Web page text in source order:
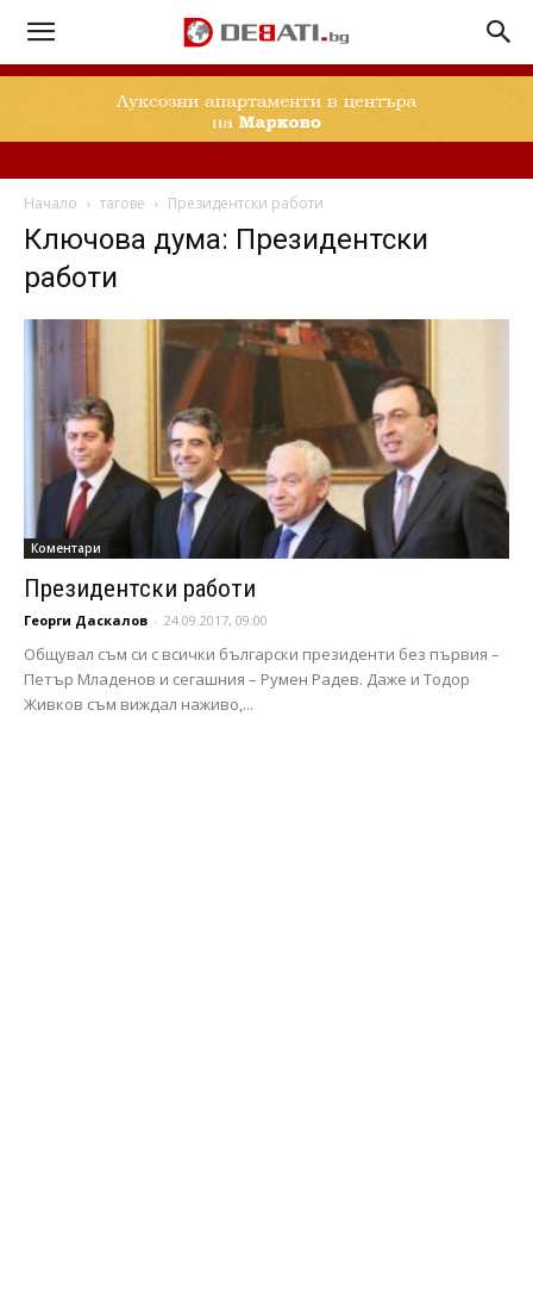
Начало тагове Президентски работи
Ключова дума: Президентски
работи
Коментари
Президентски работи
Георги Даскалов - 24.09.2017, 09:00
Общувал съм си с всички български президенти без първия –
Петър Младенов и сегашния – Румен Радев. Даже и Тодор
Живков съм виждал наживо,...